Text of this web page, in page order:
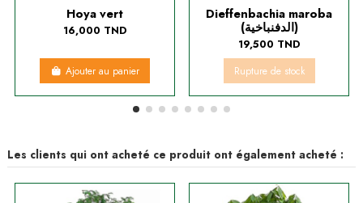
Hoya vert
16,000 TND
Ajouter au panier
Dieffenbachia maroba
(الدفنباخية)
19,500 TND
Rupture de stock
Les clients qui ont acheté ce produit ont également acheté :